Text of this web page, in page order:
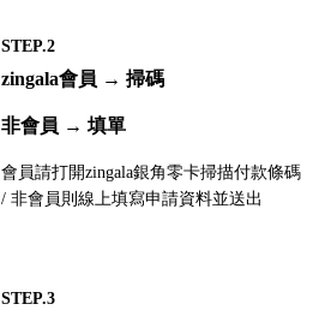
STEP.2
zingala會員 → 掃碼
非會員 → 填單
會員請打開zingala銀角零卡掃描付款條碼
/ 非會員則線上填寫申請資料並送出
STEP.3